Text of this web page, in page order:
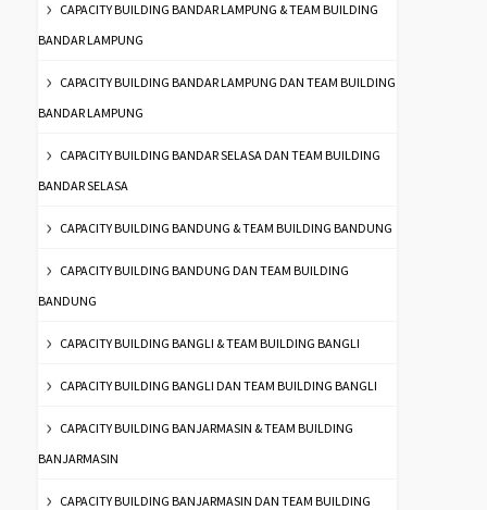
CAPACITY BUILDING BANDAR LAMPUNG & TEAM BUILDING
BANDAR LAMPUNG
CAPACITY BUILDING BANDAR LAMPUNG DAN TEAM BUILDING
BANDAR LAMPUNG
CAPACITY BUILDING BANDAR SELASA DAN TEAM BUILDING
BANDAR SELASA
CAPACITY BUILDING BANDUNG & TEAM BUILDING BANDUNG
CAPACITY BUILDING BANDUNG DAN TEAM BUILDING
BANDUNG
CAPACITY BUILDING BANGLI & TEAM BUILDING BANGLI
CAPACITY BUILDING BANGLI DAN TEAM BUILDING BANGLI
CAPACITY BUILDING BANJARMASIN & TEAM BUILDING
BANJARMASIN
CAPACITY BUILDING BANJARMASIN DAN TEAM BUILDING